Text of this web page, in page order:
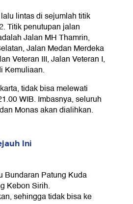
lintas di sejumlah titik
Titik penutupan jalan
Jalan MH Thamrin,
Jalan Medan Merdeka
Veteran III, Jalan Veteran I,
Kemuliaan.
tidak bisa melewati
WIB. Imbasnya, seluruh
Monas akan dialihkan.
Ini
Bundaran Patung Kuda
Kebon Sirih.
sehingga tidak bisa ke